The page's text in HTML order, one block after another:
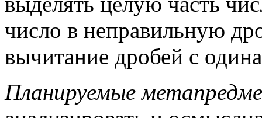
число в неправильную
вычитание дробей с
Планируемые